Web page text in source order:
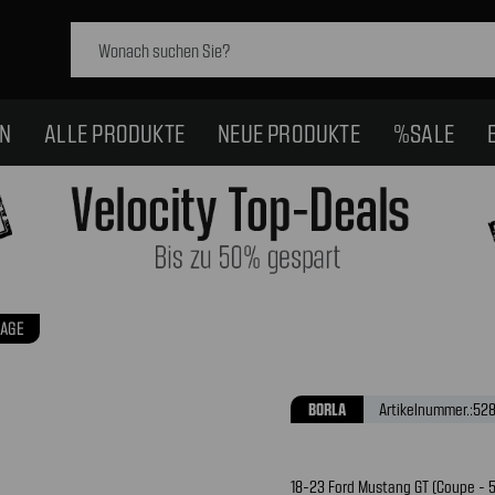
ALLE PRODUKTE NEUE PRODUKTE %SALE
BORLA Artikelnummer.:
18-23 Ford Mustang GT (Coupe -